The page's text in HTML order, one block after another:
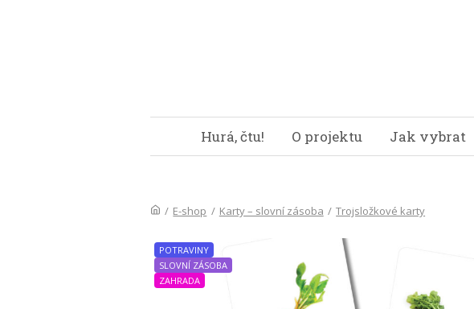
Hurá, čtu! O projektu Jak vybrat
/ E-shop / Karty – slovní zásoba / Trojsložkové karty
POTRAVINY
SLOVNÍ ZÁSOBA
ZAHRADA